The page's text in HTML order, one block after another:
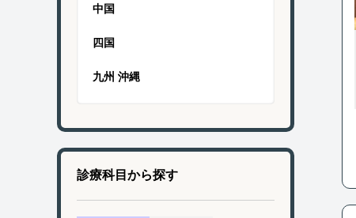
中国
四国
九州 沖縄
診療科目から探す